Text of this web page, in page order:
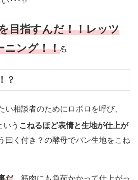
目指すんだ！！レッツ
ニング！！💪
？
い相談者のためにロボロを呼び、
いう こねるほど表情と生地が仕上が
曰く付き？の酵母でパン生地をこね
だ、筋肉にも負荷かかって仕上がっ